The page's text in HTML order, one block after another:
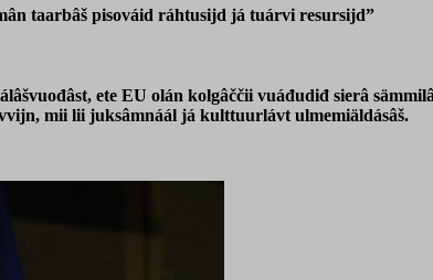
taarbâš pisováid ráhtusijd já tuárvi resursijd”
ete EU olán kolgâččii vuáđudiđ sierâ
mii lii juksâmnáál já kulttuurlávt ulmemiäldásâš.